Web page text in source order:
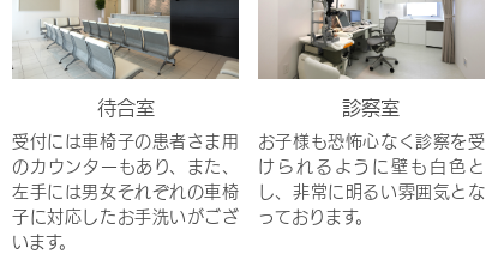
待合室
受付には車椅子の患者さま用
のカウンターもあり、また、
左手には男女それぞれの車椅
子に対応したお手洗いがござ
います。
診察室
お子様も恐怖心なく診察を受
けられるように壁も白色と
し、非常に明るい雰囲気とな
っております。